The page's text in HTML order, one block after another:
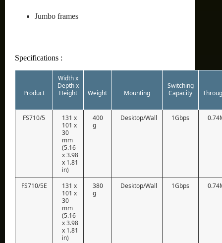
Jumbo frames
Specifications :
Product
Width x
Depth x
Height
Weight Mounting
Switching
Capacity
FS710/5
131 x
101 x
30
mm
(5.16
x 3.98
x 1.81
in)
400
g
Desktop/Wall 1Gbps
FS710/5E
131 x
101 x
30
mm
(5.16
x 3.98
x 1.81
in)
380
g
Desktop/Wall 1Gbps